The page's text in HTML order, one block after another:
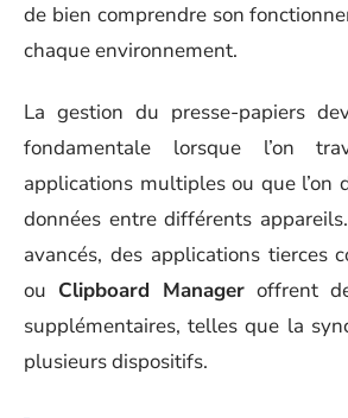
de bien comprendre son
chaque environnement.
La gestion du presse-papiers
fondamentale lorsque l’on
applications multiples ou que l’on
données entre différents
avancés, des applications tierces
ou Clipboard Manager offrent
supplémentaires, telles que la
plusieurs dispositifs.